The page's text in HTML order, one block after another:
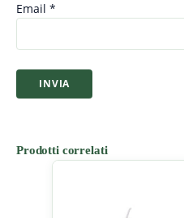
Email *
Prodotti correlati